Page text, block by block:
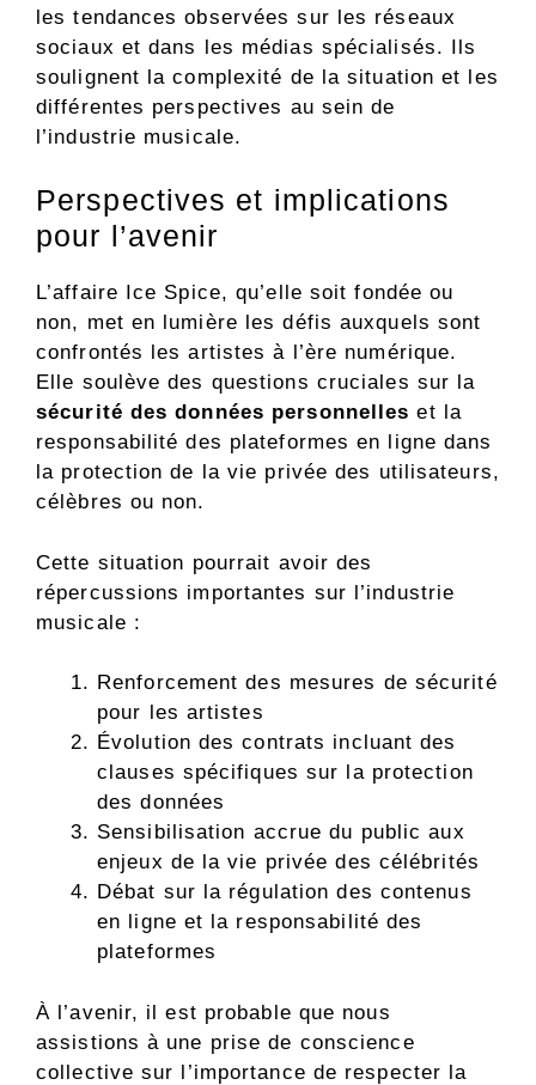
les tendances observées sur les réseaux
sociaux et dans les médias spécialisés. Ils
soulignent la complexité de la situation et les
différentes perspectives au sein de
l’industrie musicale.
Perspectives et implications
pour l’avenir
L’affaire Ice Spice, qu’elle soit fondée ou
non, met en lumière les défis auxquels sont
confrontés les artistes à l’ère numérique.
Elle soulève des questions cruciales sur la
sécurité des données personnelles et la
responsabilité des plateformes en ligne dans
la protection de la vie privée des utilisateurs,
célèbres ou non.
Cette situation pourrait avoir des
répercussions importantes sur l’industrie
musicale :
Renforcement des mesures de sécurité
pour les artistes
Évolution des contrats incluant des
clauses spécifiques sur la protection
des données
Sensibilisation accrue du public aux
enjeux de la vie privée des célébrités
Débat sur la régulation des contenus
en ligne et la responsabilité des
plateformes
À l’avenir, il est probable que nous
assistions à une prise de conscience
collective sur l’importance de respecter la